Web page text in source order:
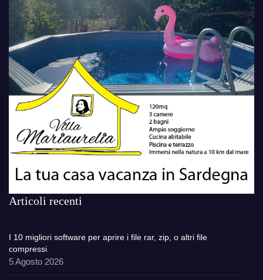
Articoli recenti
I 10 migliori software per aprire i file rar, zip, o altri file
compressi
5 Agosto 2026